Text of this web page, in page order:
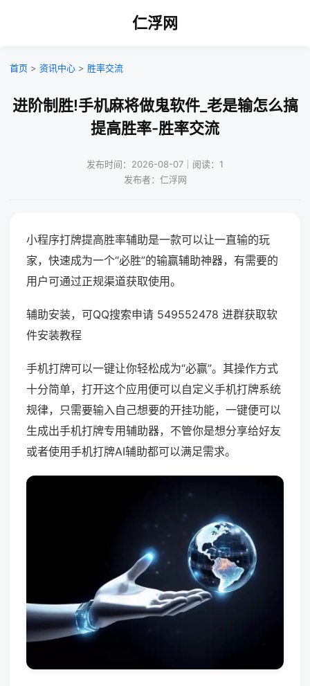
仁浮网
首页 > 资讯中心 > 胜率交流
进阶制胜!手机麻将做鬼软件_老是输怎么搞
提高胜率-胜率交流
发布时间：2026-08-07｜阅读：1
发布者：仁浮网
小程序打牌提高胜率辅助是一款可以让一直输的玩
家，快速成为一个“必胜”的输赢辅助神器，有需要的
用户可通过正规渠道获取使用。
辅助安装，可QQ搜索申请 549552478 进群获取软
件安装教程
手机打牌可以一键让你轻松成为“必赢”。其操作方式
十分简单，打开这个应用便可以自定义手机打牌系统
规律，只需要输入自己想要的开挂功能，一键便可以
生成出手机打牌专用辅助器，不管你是想分享给好友
或者使用手机打牌AI辅助都可以满足需求。